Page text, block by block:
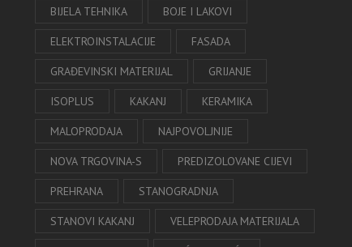
BIJELA TEHNIKA BOJE I LAKOVI
ELEKTROINSTALACIJE FASADA
GRAĐEVINSKI MATERIJAL GRIJANJE
ISOPLUS KAKANJ KERAMIKA
MALOPRODAJA NAJPOVOLJNIJE
NOVA TRGOVINA-S PREDIZOLOVANE CIJEVI
PREHRANA STANOGRADNJA
STANOVI KAKANJ VELEPRODAJA MATERIJALA